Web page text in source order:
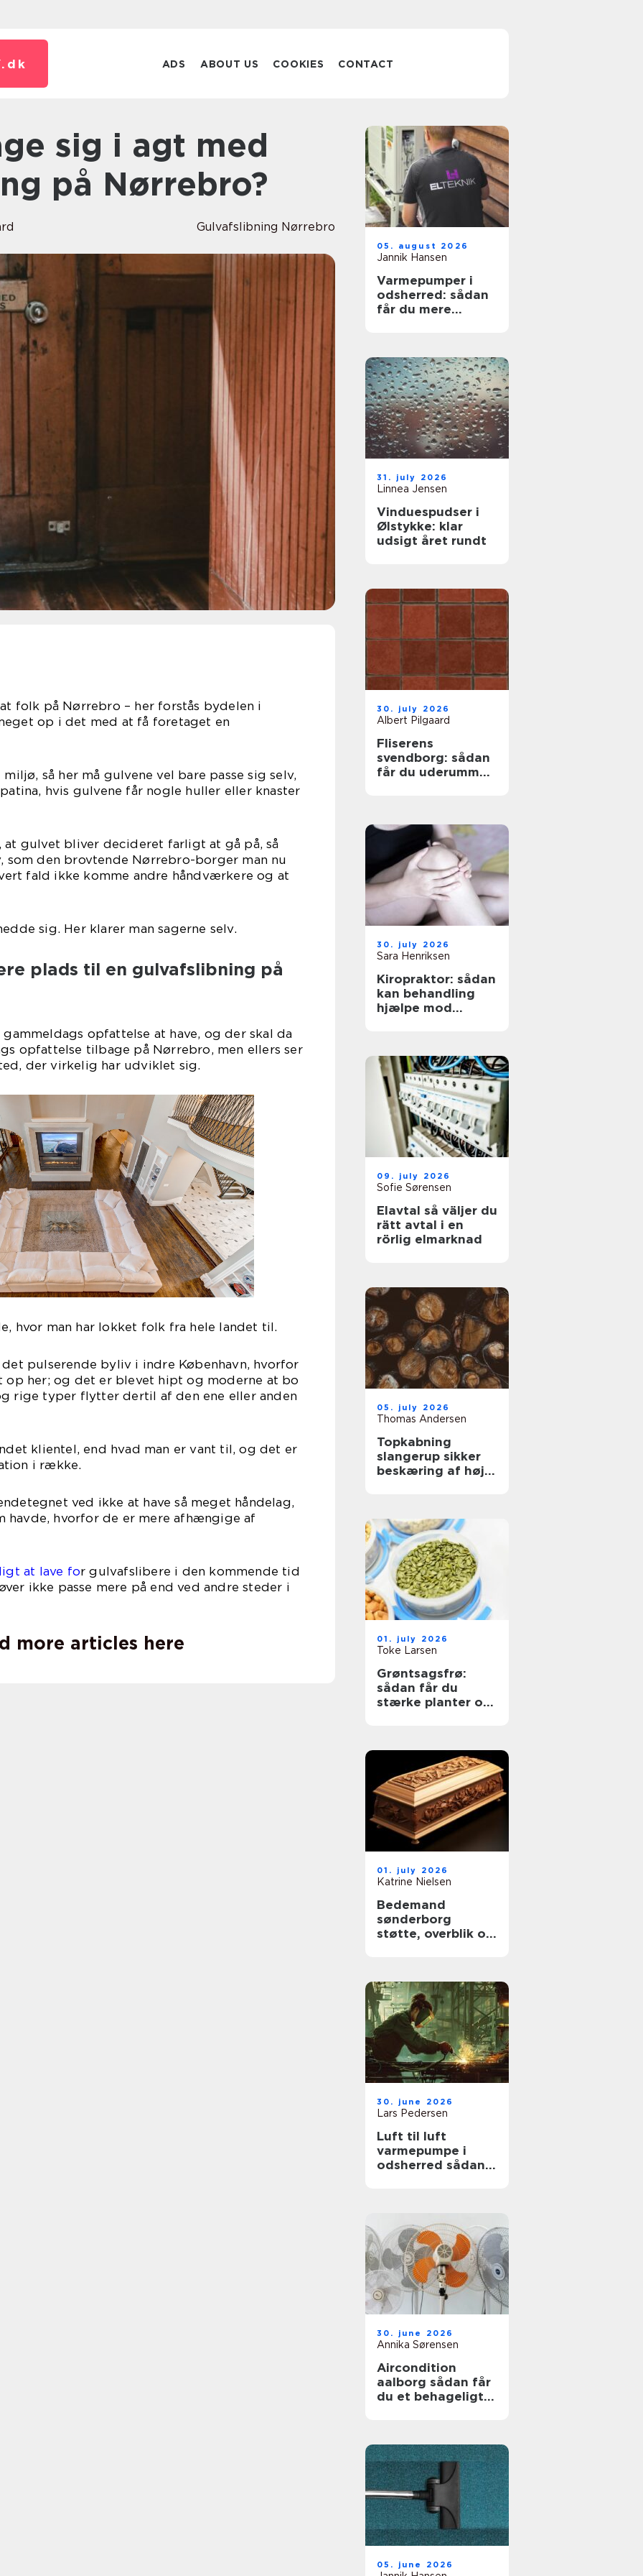
dk ADS ABOUT US COOKIES CONTACT
på Nørrebro?
Gulvafslibning Nørrebro
folk på Nørrebro – her forstås bydelen i
op i det med at få foretaget en
så her må gulvene vel bare passe sig selv,
hvis gulvene får nogle huller eller knaster
at gulvet bliver decideret farligt at gå på, så
som den brovtende Nørrebro-borger man nu
fald ikke komme andre håndværkere og at
sig. Her klarer man sagerne selv.
plads til en gulvafslibning på
opfattelse at have, og der skal da
opfattelse tilbage på Nørrebro, men ellers ser
der virkelig har udviklet sig.
hvor man har lokket folk fra hele landet til.
pulserende byliv i indre København, hvorfor
op her; og det er blevet hipt og moderne at bo
rige typer flytter dertil af den ene eller anden
klientel, end hvad man er vant til, og det er
i række.
ved ikke at have så meget håndelag,
havde, hvorfor de er mere afhængige af
at lave for gulvafslibere i den kommende tid
ikke passe mere på end ved andre steder i
more articles here
05. august 2026
Jannik Hansen
Varmepumper i
odsherred: sådan
får du mere
31. july 2026
Linnea Jensen
Vinduespudser i
Ølstykke: klar
udsigt året rundt
30. july 2026
Albert Pilgaard
Fliserens
svendborg: sådan
får du uderummet
30. july 2026
Sara Henriksen
Kiropraktor: sådan
kan behandling
hjælpe mod
09. july 2026
Sofie Sørensen
Elavtal så väljer du
rätt avtal i en
rörlig elmarknad
05. july 2026
Thomas Andersen
Topkabning
slangerup sikker
beskæring af høje
01. july 2026
Toke Larsen
Grøntsagsfrø:
sådan får du
stærke planter og
01. july 2026
Katrine Nielsen
Bedemand
sønderborg
støtte, overblik og
30. june 2026
Lars Pedersen
Luft til luft
varmepumpe i
odsherred sådan
30. june 2026
Annika Sørensen
Aircondition
aalborg sådan får
du et behageligt
05. june 2026